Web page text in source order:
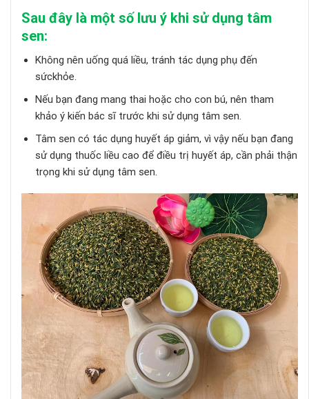
Sau đây là một số lưu ý khi sử dụng tâm
sen:
Không nên uống quá liều, tránh tác dụng phụ đến
sứckhỏe.
Nếu bạn đang mang thai hoặc cho con bú, nên tham
khảo ý kiến ​​bác sĩ trước khi sử dụng tâm sen.
Tâm sen có tác dụng huyết áp giảm, vì vậy nếu bạn đang
sử dụng thuốc liều cao để điều trị huyết áp, cần phải thận
trọng khi sử dụng tâm sen.